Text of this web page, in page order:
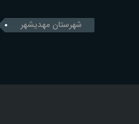
شهرستان مهدیشهر